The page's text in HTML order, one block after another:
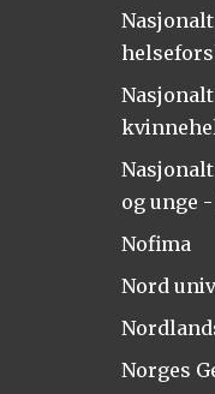
og unge -
Nofima
Nord
Norges